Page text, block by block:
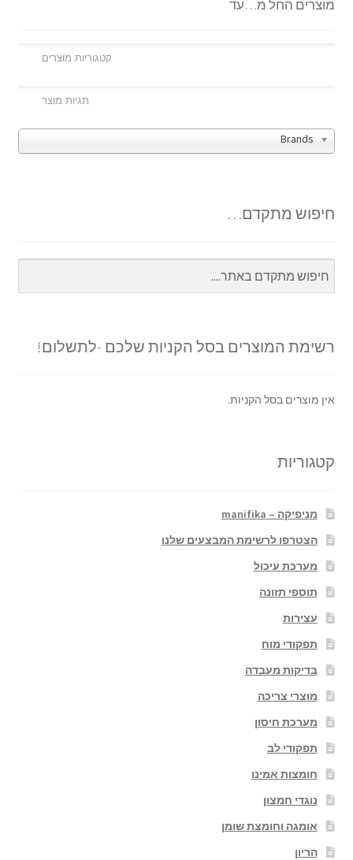
מוצרים החל מ…עד
Brands
חיפוש מתקדם…
רשימת המוצרים בסל הקניות שלכם -לתשלום!
אין מוצרים בסל הקניות.
קטגוריות
מניפיקה – manifika
הצטרפו לרשימת המבצעים שלנו
מערכת עיכול
תוספי תזונה
עצירות
תפקודי מוח
בדיקות מעבדה
מוצרי צריכה
מערכת חיסון
תפקודי לב
חומצות אמינו
נוגדי חמצון
אומגה וחומצת שומן
הריון